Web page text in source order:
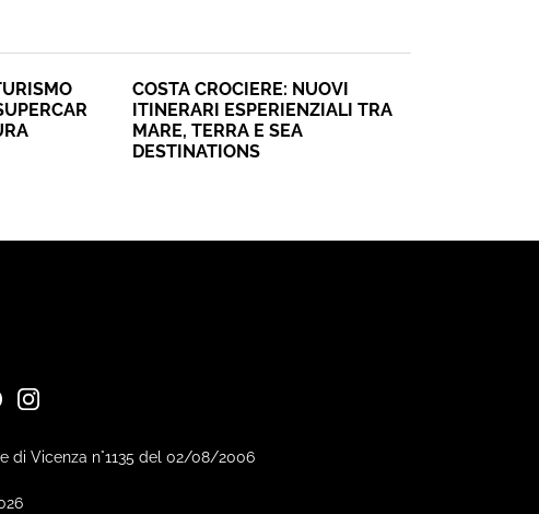
COSTA CROCIERE: NUOVI
ITINERARI ESPERIENZIALI TRA
MARE, TERRA E SEA
DESTINATIONS
di Vicenza n°1135 del 02/08/2006